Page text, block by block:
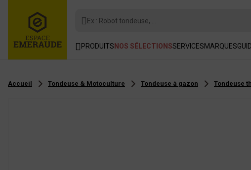
Ex : Robot tondeuse, ...
PRODUITS NOS SÉLECTIONSSERVICESMARQUES
Accueil Tondeuse & Motoculture Tondeuse à gazon Tondeuse